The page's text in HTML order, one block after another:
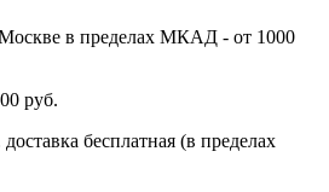
Москве в пределах МКАД - от 1000
руб.
бесплатная (в пределах